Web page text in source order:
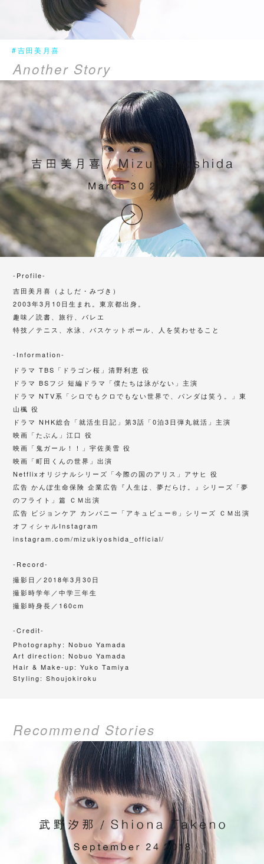
#吉田美月喜
Another Story
-Profile-
吉田美月喜（よしだ・みづき）
2003年3月10日生まれ。東京都出身。
趣味／読書、旅行、バレエ
特技／テニス、水泳、バスケットボール、人を笑わせること
-Information-
ドラマ TBS「ドラゴン桜」清野利恵 役
ドラマ BSフジ 短編ドラマ「僕たちは泳がない」主演
ドラマ NTV系「シロでもクロでもない世界で、パンダは笑う。」東
山楓 役
ドラマ NHK総合「就活生日記」第3話「0泊3日弾丸就活」主演
映画「たぶん」江口 役
映画「鬼ガール！！」宇佐美雪 役
映画「町田くんの世界」出演
Netflixオリジナルシリーズ「今際の国のアリス」アサヒ 役
広告 かんぽ生命保険 企業広告『人生は、夢だらけ。』シリーズ「夢
のフライト」篇 ＣＭ出演
広告 ビジョンケア カンパニー「アキュビュー®」シリーズ ＣＭ出演
オフィシャルInstagram
instagram.com/mizukiyoshida_official/
-Record-
撮影日／2018年3月30日
撮影時学年／中学三年生
撮影時身長／160cm
-Credit-
Photography:Nobuo Yamada
Art direction:Nobuo Yamada
Hair & Make-up:Yuko Tamiya
Styling: Shoujokiroku
Recommend Stories